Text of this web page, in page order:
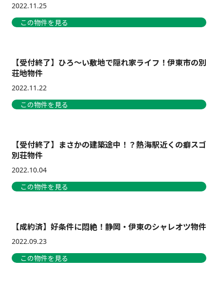
2022.11.25
この物件を見る
【受付終了】ひろ～い敷地で隠れ家ライフ！伊東市の別
荘地物件
2022.11.22
この物件を見る
【受付終了】まさかの建築途中！？熱海駅近くの癖スゴ
別荘物件
2022.10.04
この物件を見る
【成約済】好条件に悶絶！静岡・伊東のシャレオツ物件
2022.09.23
この物件を見る